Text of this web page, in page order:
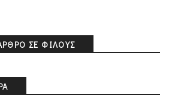
ΣΕ ΦΊΛΟΥΣ